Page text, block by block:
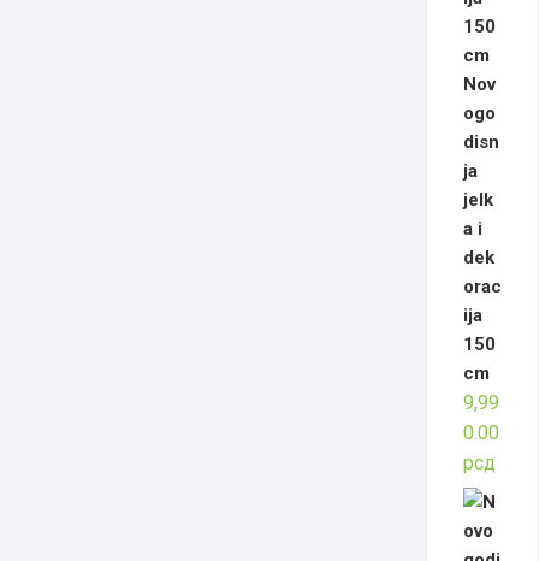
Nov
ogo
disn
ja
jelk
a i
dek
orac
ija
150
cm
9,99
0.00
рсд